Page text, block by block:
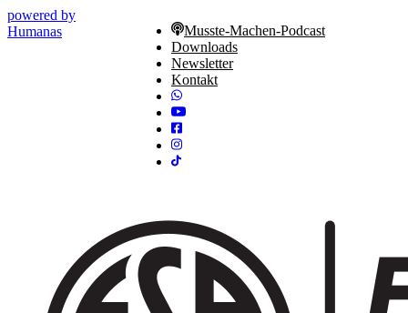
powered by
Humanas
Musste-Machen-Podcast
Downloads
Newsletter
Kontakt